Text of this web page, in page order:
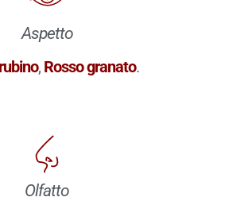
Aspetto
, Rosso granato.
Olfatto